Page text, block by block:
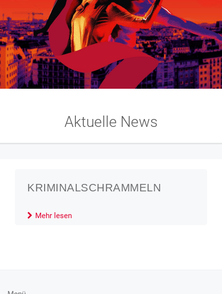
Aktuelle News
KRIMINALSCHRAMMELN
Mehr lesen